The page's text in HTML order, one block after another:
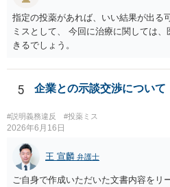
指定の投薬があれば、いい結果が出る
ミスとして、 今回に治療に関しては
きるでしょう。
5 企業との示談交渉について
#説明義務違反 #投薬ミス
2026年6月16日
王 宣麟 弁護士
ご自身で作成いただいた文書内容をリ